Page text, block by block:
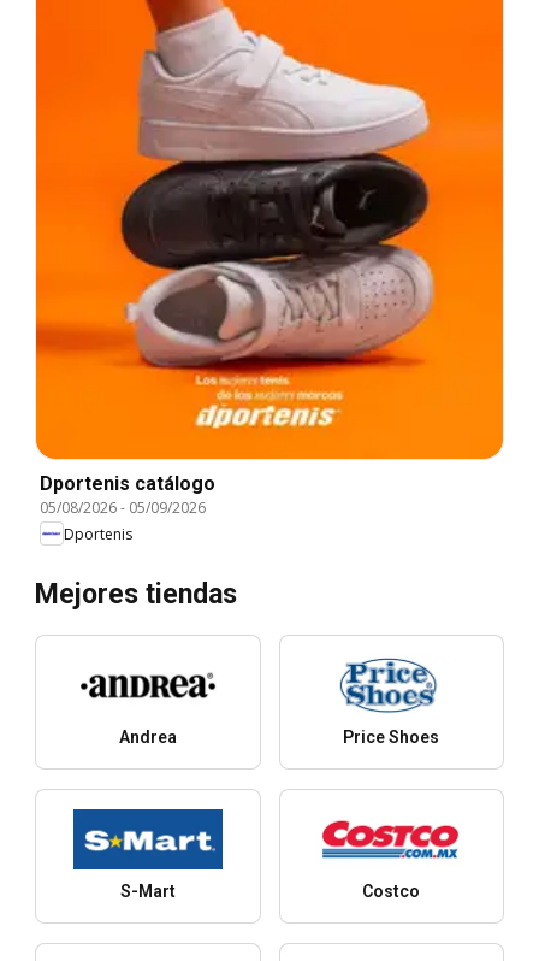
Dportenis catálogo
05/08/2026- 05/09/2026
Dportenis
Mejores tiendas
Andrea Price Shoes
S-Mart Costco